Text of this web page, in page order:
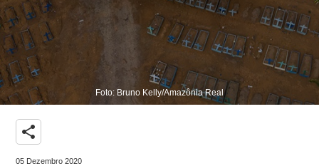
Foto: Bruno Kelly/Amazônia Real
share
05 Dezembro 2020